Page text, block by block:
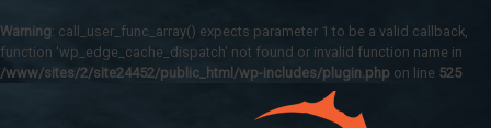
Warning: call_user_func_array() expects parameter 1 to be a valid callback,
function 'wp_edge_cache_dispatch' not found or invalid function name in
/www/sites/2/site24452/public_html/wp-includes/plugin.php on line 525